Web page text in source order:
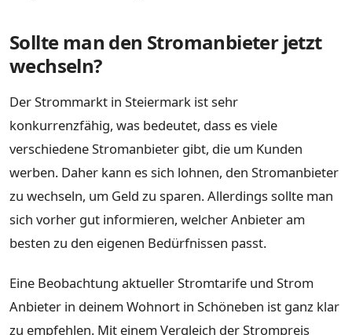
Sollte man den Stromanbieter jetzt
wechseln?
Der Strommarkt in Steiermark ist sehr
konkurrenzfähig, was bedeutet, dass es viele
verschiedene Stromanbieter gibt, die um Kunden
werben. Daher kann es sich lohnen, den Stromanbieter
zu wechseln, um Geld zu sparen. Allerdings sollte man
sich vorher gut informieren, welcher Anbieter am
besten zu den eigenen Bedürfnissen passt.
Eine Beobachtung aktueller Stromtarife und Strom
Anbieter in deinem Wohnort in Schöneben ist ganz klar
zu empfehlen. Mit einem Vergleich der Strompreis